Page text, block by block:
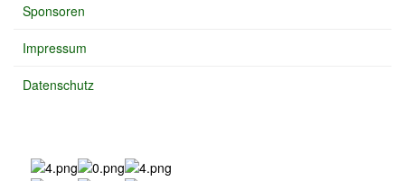
Sponsoren
Impressum
Datenschutz